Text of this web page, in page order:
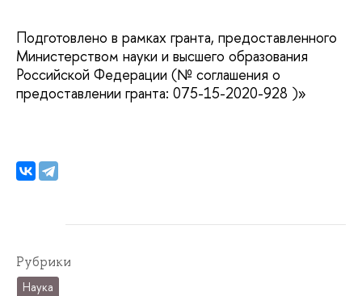
Подготовлено в рамках гранта, предоставленного
Министерством науки и высшего образования
Российской Федерации (№ соглашения о
предоставлении гранта: 075-15-2020-928 )»
Рубрики
Наука